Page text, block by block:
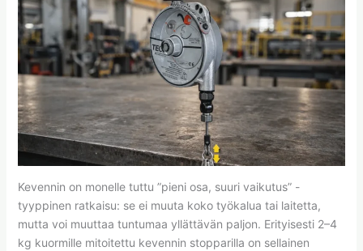
Kevennin on monelle tuttu ”pieni osa, suuri vaikutus” -
tyyppinen ratkaisu: se ei muuta koko työkalua tai laitetta,
mutta voi muuttaa tuntumaa yllättävän paljon. Erityisesti 2–4
kg kuormille mitoitettu kevennin stopparilla on sellainen